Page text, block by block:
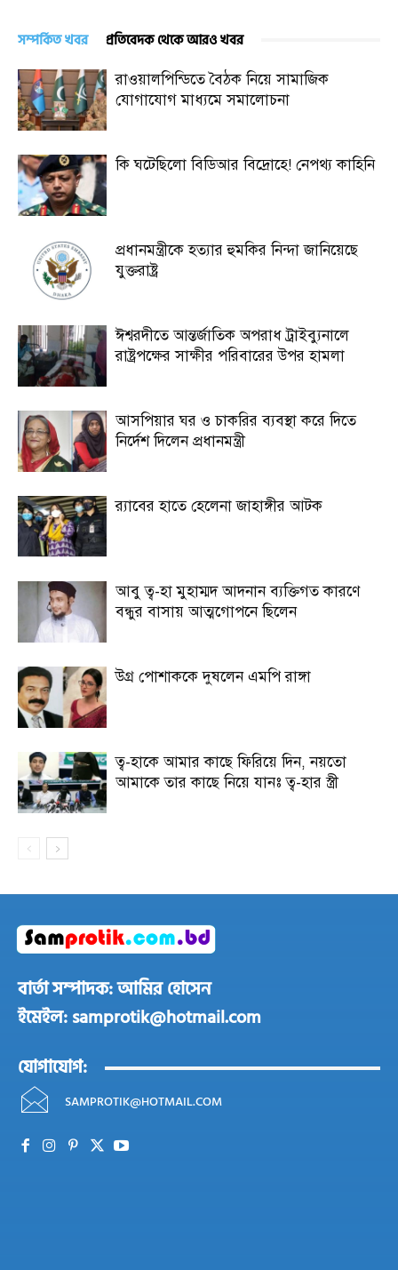
সম্পর্কিত খবর প্রতিবেদক থেকে আরও খবর
রাওয়ালপিন্ডিতে বৈঠক নিয়ে সামাজিক
যোগাযোগ মাধ্যমে সমালোচনা
কি ঘটেছিলো বিডিআর বিদ্রোহে! নেপথ্য কাহিনি
প্রধানমন্ত্রীকে হত্যার হুমকির নিন্দা জানিয়েছে
যুক্তরাষ্ট্র
ঈশ্বরদীতে আন্তর্জাতিক অপরাধ ট্রাইব্যুনালে
রাষ্ট্রপক্ষের সাক্ষীর পরিবারের উপর হামলা
আসপিয়ার ঘর ও চাকরির ব্যবস্থা করে দিতে
নির্দেশ দিলেন প্রধানমন্ত্রী
র‍্যাবের হাতে হেলেনা জাহাঙ্গীর আটক
আবু ত্ব-হা মুহাম্মদ আদনান ব্যক্তিগত কারণে
বন্ধুর বাসায় আত্মগোপনে ছিলেন
উগ্র পোশাককে দুষলেন এমপি রাঙ্গা
ত্ব-হাকে আমার কাছে ফিরিয়ে দিন, নয়তো
আমাকে তার কাছে নিয়ে যানঃ ত্ব-হার স্ত্রী
বার্তা সম্পাদক: আমির হোসেন
ইমেইল: samprotik@hotmail.com
যোগাযোগ:
SAMPROTIK@HOTMAIL.COM